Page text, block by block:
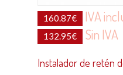
160.87€ IVA
132.95€ Sin IVA
Instalador de retén